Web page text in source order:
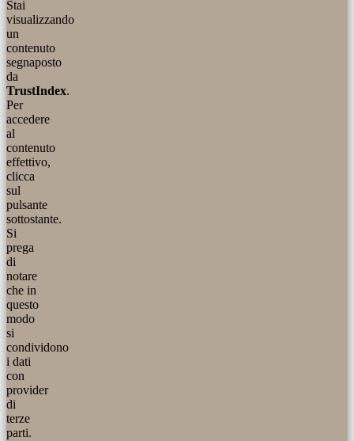
Stai
visualizzando
un
contenuto
segnaposto
da
TrustIndex.
Per
accedere
al
contenuto
effettivo,
clicca
sul
pulsante
sottostante.
Si
prega
di
notare
che in
questo
modo
si
condividono
i dati
con
provider
di
terze
parti.